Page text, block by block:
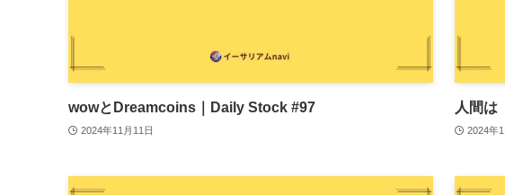
wowとDreamcoins｜Daily Stock #97
2024年11月11日
人間は
2024年